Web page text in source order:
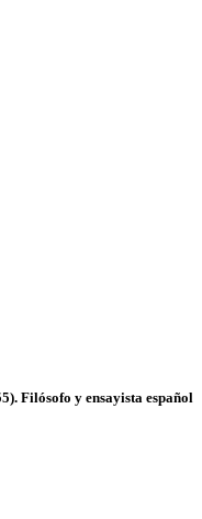
Filósofo y ensayista español